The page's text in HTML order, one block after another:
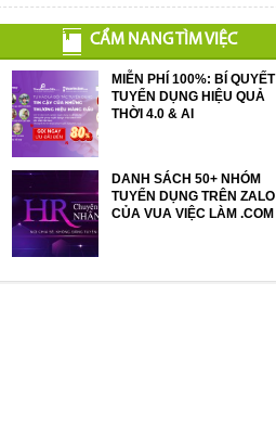
CẨM NANG TÌM VIỆC
MIỄN PHÍ 100%: BÍ QUYẾT
TUYỂN DỤNG HIỆU QUẢ
THỜI 4.0 & AI
DANH SÁCH 50+ NHÓM
TUYỂN DỤNG TRÊN ZALO
CỦA VUA VIỆC LÀM .COM